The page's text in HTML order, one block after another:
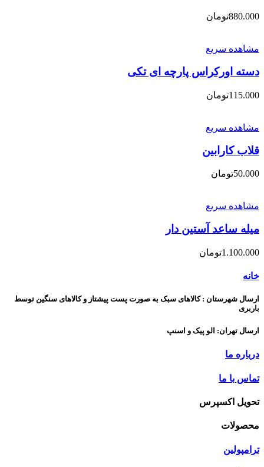
تومان880.000
مشاهده سریع
دسته اورکراس پارچه ای تکی
تومان115.000
مشاهده سریع
قلاب کارابین
تومان50.000
مشاهده سریع
میله ساعد آستین دار
تومان1.100.000
خانه
ارسال شهرستان : کالاهای سبک به صورت پست پیشتاز و کالاهای سنگین توسط
باربری
ارسال تهران: الو پیک و اسنپ
درباره ما
تماس با ما
تحویل اکسپرس
محصولات
ترامپولین